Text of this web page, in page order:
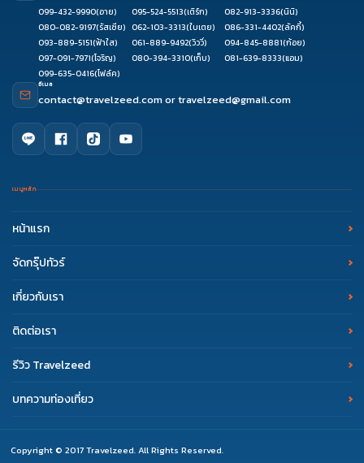
099-432-9990(อาย) 095-524-5513(เติร์ก) 082-913-3336(นินิ)
080-082-9197(รัสเซีย) 062-103-3313(ใบเตย) 086-331-4402(ลัคกี้)
093-889-5151(ฟ้าใส) 061-889-9492(วิววี่) 094-845-8881(ก้อย)
097-091-7971(โจริญ) 080-394-3310(เก็บ) 081-639-8333(แอม)
099-635-0416(โฟล์ค)
อีเมล
contact@travelzeed.comortravelzeed@gmail.com
เมนูหลัก
หน้าแรก
จัดกรุ๊ปทัวร์
เกี่ยวกับเรา
ติดต่อเรา
รีวิว Travelzeed
บทความท่องเที่ยว
Copyright © 2017 Travelzeed. All Rights Reserved.